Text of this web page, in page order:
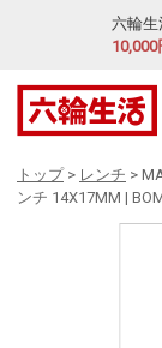
六輪
トップ> レンチ >
ンチ 14X17MM |